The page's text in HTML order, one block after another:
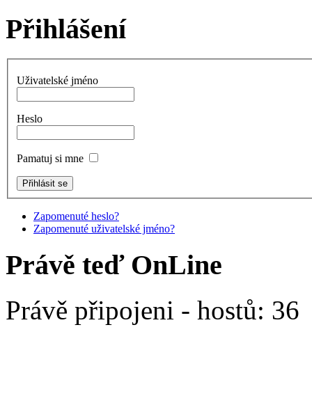
Přihlášení
Uživatelské jméno
Heslo
Pamatuj si mne
Zapomenuté heslo?
Zapomenuté uživatelské jméno?
Právě teď OnLine
Právě připojeni - hostů: 36